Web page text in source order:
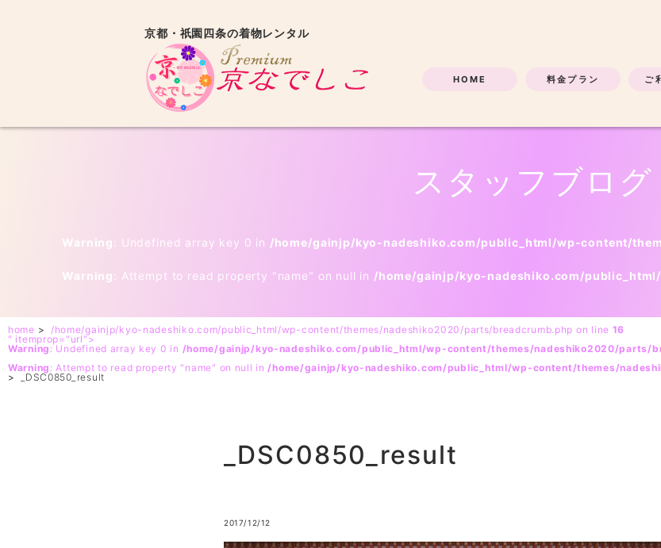
京都・祇園四条の着物レンタル
HOME 料金プラン ご
スタッフブログ
Warning: Undefined array key 0 in /home/gainjp/kyo-nadeshiko.com/public_html/wp-content/
Warning: Attempt to read property "name" on null in /home/gainjp/kyo-nadeshiko.com/
home > /home/gainjp/kyo-nadeshiko.com/public_html/wp-content/themes/nadeshiko2020/parts/breadcrumb.php on line 16
" itemprop="url">
Warning : Undefined array key 0 in /home/gainjp/kyo-nadeshiko.com/public_html/wp-content/themes/nadeshiko2020/parts/
Warning : Attempt to read property "name" on null in/home/gainjp/kyo-nadeshiko.com/public_html/wp-content/themes/
>
_DSC0850_result
_DSC0850_result
2017/12/12